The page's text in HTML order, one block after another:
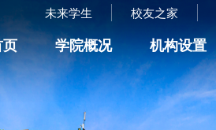
未来学生 校友之家
学院概况 机构设置